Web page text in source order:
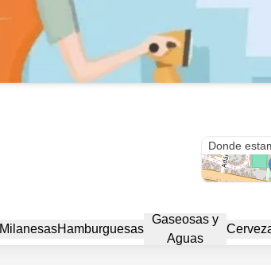
Donde
MilanesasHamburguesas
Gaseosas y
Aguas